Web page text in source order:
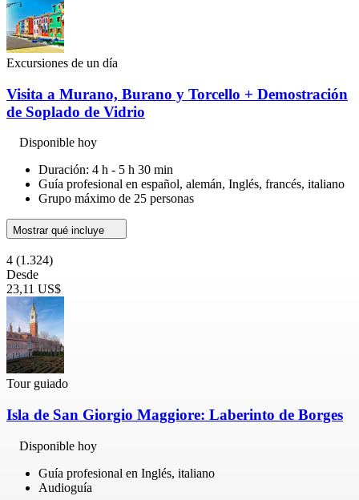
Excursiones de un día
Visita a Murano, Burano y Torcello + Demostración
de Soplado de Vidrio
Disponible hoy
Duración: 4 h - 5 h 30 min
Guía profesional en español, alemán, Inglés, francés, italiano
Grupo máximo de 25 personas
Mostrar qué incluye
4 (1.324)
Desde
23,11 US$
Tour guiado
Isla de San Giorgio Maggiore: Laberinto de Borges
Disponible hoy
Guía profesional en Inglés, italiano
Audioguía